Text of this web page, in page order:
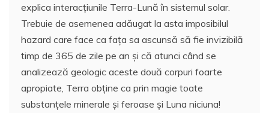
explica interacţiunile Terra-Lună în sistemul solar.
Trebuie de asemenea adăugat la asta imposibilul
hazard care face ca faţa sa ascunsă să fie invizibilă
timp de 365 de zile pe an şi că atunci când se
analizează geologic aceste două corpuri foarte
apropiate, Terra obţine ca prin magie toate
substanţele minerale şi feroase şi Luna niciuna!